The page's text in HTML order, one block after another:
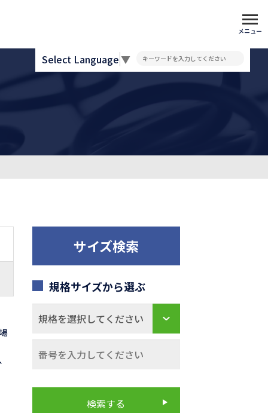
メニュー
Select Language▼
サイズ検索
規格サイズから選ぶ